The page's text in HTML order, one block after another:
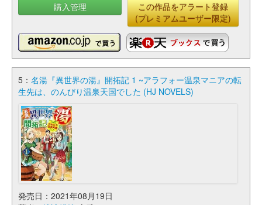
購入管理
この作品をアラート登録
(プレミアムユーザー限定)
5： 名湯『異世界の湯』開拓記 1 ~アラフォー温泉マニアの転
生先は、のんびり温泉天国でした (HJ NOVELS)
発売日：2021年08月19日